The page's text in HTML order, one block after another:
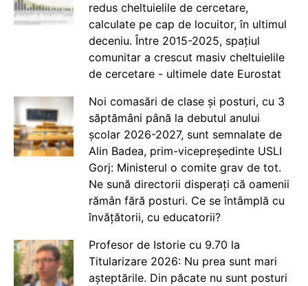
redus cheltuielile de cercetare,
calculate pe cap de locuitor, în ultimul
deceniu. Între 2015-2025, spațiul
comunitar a crescut masiv cheltuielile
de cercetare - ultimele date Eurostat
Noi comasări de clase și posturi, cu 3
săptămâni până la debutul anului
școlar 2026-2027, sunt semnalate de
Alin Badea, prim-vicepreședinte USLI
Gorj: Ministerul o comite grav de tot.
Ne sună directorii disperați că oamenii
rămân fără posturi. Ce se întâmplă cu
învățătorii, cu educatorii?
Profesor de Istorie cu 9.70 la
Titularizare 2026: Nu prea sunt mari
așteptările. Din păcate nu sunt posturi